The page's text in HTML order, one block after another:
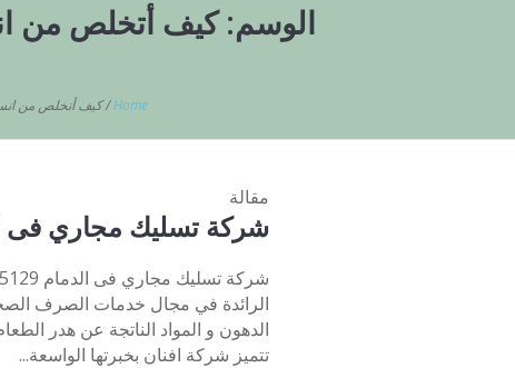
الوسم:كيف أتخلص من
Home
/كيف أتخلص من
مقالة
شركة تسليك مجاري فى
الرائدة في مجال خدمات الصرف
الدهون و المواد الناتجة عن هدر
تتميز شركة افنان بخبرتها الواسعة...